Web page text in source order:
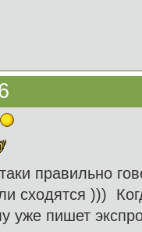
правильно
сходятся )))
уже пишет